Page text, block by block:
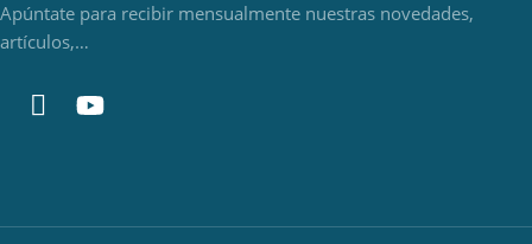
Apúntate para recibir mensualmente nuestras novedades,
artículos,…